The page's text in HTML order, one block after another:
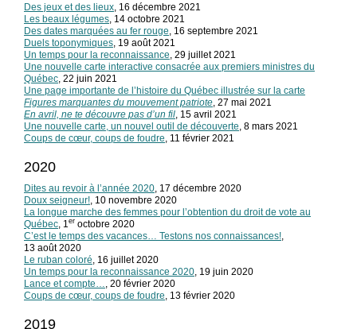
Des jeux et des lieux , 16 décembre 2021
Les beaux légumes , 14 octobre 2021
Des dates marquées au fer rouge , 16 septembre 2021
Duels toponymiques , 19 août 2021
Un temps pour la reconnaissance , 29 juillet 2021
Une nouvelle carte interactive consacrée aux premiers ministres du
Québec , 22 juin 2021
Une page importante de l’histoire du Québec illustrée sur la carte
Figures marquantes du mouvement patriote , 27 mai 2021
En avril, ne te découvre pas d’un fil , 15 avril 2021
Une nouvelle carte, un nouvel outil de découverte , 8 mars 2021
Coups de cœur, coups de foudre , 11 février 2021
2020
Dites au revoir à l’année 2020 , 17 décembre 2020
Doux seigneur! , 10 novembre 2020
La longue marche des femmes pour l’obtention du droit de vote au
Québec , 1 er octobre 2020
C’est le temps des vacances… Testons nos connaissances!
13 août 2020
Le ruban coloré , 16 juillet 2020
Un temps pour la reconnaissance 2020 , 19 juin 2020
Lance et compte…
, 20 février 2020
Coups de cœur, coups de foudre , 13 février 2020
2019